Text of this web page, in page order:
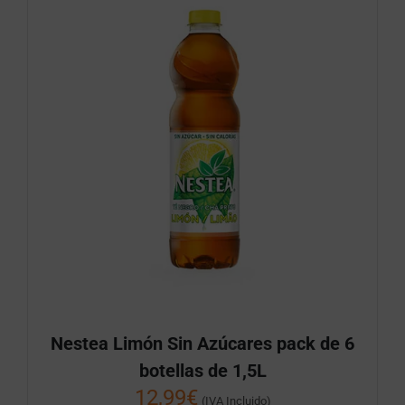
Nestea Limón Sin Azúcares pack de 6
botellas de 1,5L
12,99€ (IVA Incluido)